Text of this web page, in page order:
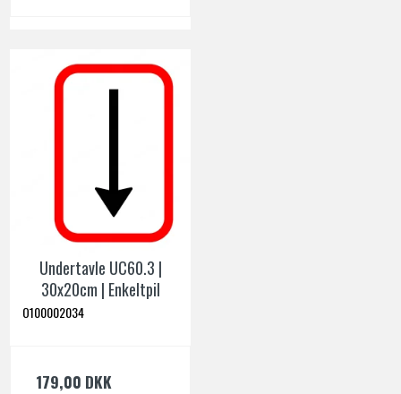
Undertavle UC60.3 |
30x20cm | Enkeltpil
O100002034
179,00 DKK